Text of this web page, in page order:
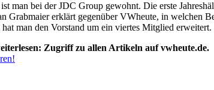
man bei der JDC Group gewohnt. Die erste
Grabmaier erklärt gegenüber VWheute, in welchen
man den Vorstand um ein viertes Mitglied erweitert.
Zugriff zu allen Artikeln auf vwheute.de.